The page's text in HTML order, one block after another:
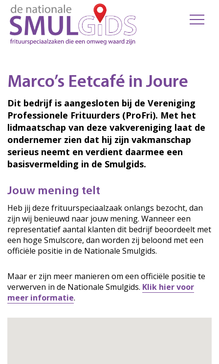
Marco’s Eetcafé in Joure
Dit bedrijf is aangesloten bij de Vereniging
Professionele Frituurders (ProFri). Met het
lidmaatschap van deze vakvereniging laat de
ondernemer zien dat hij zijn vakmanschap
serieus neemt en verdient daarmee een
basisvermelding in de Smulgids.
Jouw mening telt
Heb jij deze frituurspeciaalzaak onlangs bezocht, dan
zijn wij benieuwd naar jouw mening. Wanneer een
representatief aantal klanten dit bedrijf beoordeelt met
een hoge Smulscore, dan worden zij beloond met een
officiële positie in de Nationale Smulgids.
Maar er zijn meer manieren om een officiële positie te
verwerven in de Nationale Smulgids. Klik hier voor
meer informatie.